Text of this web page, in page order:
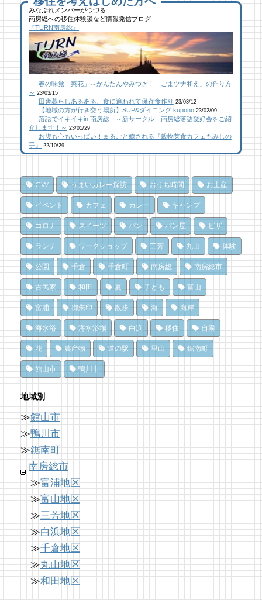
館山にオープン！地域の素材からはじめる物
作り工房
28 views
|by なべたゆかり
【コラボ】ジビエも揃う、鮮度抜群の南房総
おさかなセンター【安房國テレビ】
27 views|byなべたゆかり
乗馬初心者の私でも、海辺を楽しく散策でき
た！ 乗馬体験レポート
23 views|byなべたゆかり
南房総こんな素敵な所があった！| かじか橋
22 views|byCAT SEA KURO
和田町仁我浦で、エコヴィレッジUMIKAZE
開拓中！
17 views | byあわみなこ
ドライブ休憩にオススメ！「とみうら元気倶
楽部」でホッと一息♪
16 views|byフジイ ミツコ
南房総の海を食らう！天然ところてん専門店
「ところてん小屋 青木」
16 views |by原みりか
ブルーベリー狩りに行ってきた！「コロコロ
農園 庄兵衛」千倉町
16 views|by原みりか
海辺のナポリターノピザ「Goccia(ゴッチ
ャ)」
15 views|byMitchi3
ブルーベリー狩りに行ってきた！「コロコロ
農園 庄兵衛」千倉町
114 views
|by 原みりか
館山にオープン！地域の素材からはじめる物
作り工房
112 views|byなべたゆかり
南房総こんな素敵な所があった！| かじか橋
100 views|byCAT SEA KURO
【コラボ】ジビエも揃う、鮮度抜群の南房総
おさかなセンター【安房國テレビ】
87 views|byなべたゆかり
乗馬初心者の私でも、海辺を楽しく散策でき
た！ 乗馬体験レポート
80 views | byなべたゆかり
夏のごほうびにこだわりのかき氷を風菓堂で
72 views| by フジイ ミツコ
夏だ、クジラ到来。クジラに会いに和田町に
行こう！〈前編〉
70 views|byshouji naomi
ドライブ休憩にオススメ！「とみうら元気倶
楽部」でホッと一息♪
67 views|byフジイ ミツコ
南房総の海を食らう！天然ところてん専門店
「ところてん小屋 青木」
62 views|by原みりか
似顔絵ケーキに感動！館山のケーキ屋さん
「プチ アンジュ」
17,148 views| by福美
南房総パン屋めぐり【２】
橋本屋製パン店（館山市）
12,847 views|bychoco-love
南房総こんな素敵な所があった！| かじか橋
12,026 views|byCAT SEA KURO
南房総の海を食らう！天然ところてん専門店
「ところてん小屋 青木」
10,869 views|by原みりか
南房総パン屋めぐり【3】石窯パン工房そろ
そろ（鴨川市）前編パン
10,838 views| choco-love
南房総パン屋めぐり【１】
クリケット（鴨川市）
10,471 views|bychoco-love
冬でも楽しめる！沖ノ島の無人島探検！
10,164 views|by福美
洗濯は持ち帰らない！カフェ併設のコインラ
ンドリーで帰宅前に洗濯
8,896 views|byなべたゆかり
「房総の駅とみうら」で夕食を済ませて渋滞
を回避しよう！
8,765 views|byari-iku
みなぷれメンバーがつづる
南房総への移住体験談など情報発信ブログ
『TURN南房総』
春の味覚「菜花」～かんたんやみつき！「ごまツナ和え」の作り方
～ 23/03/15
田舎暮らしあるある、食に追われて保存食作り 23/03/12
【地域の方が行き交う場所】SUP&ダイニング kūpono 23/02/09
落語でイキイキin 南房総 ～新サークル 南房総落語愛好会をご紹
介します！～ 23/01/29
お腹も心もいっぱい！まるごと癒される『穀物菜食カフェもみじの
手』
22/10/29
GW うまいカレー探訪 おうち時間 お土産
イベント カフェ カレー キャンプ
コロナ スイーツ パン パン屋 ピザ
ランチ ワークショップ 三芳 丸山 体験
公園 千倉 千倉町 南房総 南房総市
古民家 和田 夏 子ども 富山
富浦 御朱印 散歩 海 海岸
海水浴 海水浴場 白浜 移住 自粛
花 農産物 道の駅 里山 鋸南町
館山市 鴨川市
地域別
≫館山市
≫鴨川市
≫鋸南町
南房総市
≫富浦地区
≫富山地区
≫三芳地区
≫白浜地区
≫千倉地区
≫丸山地区
≫和田地区